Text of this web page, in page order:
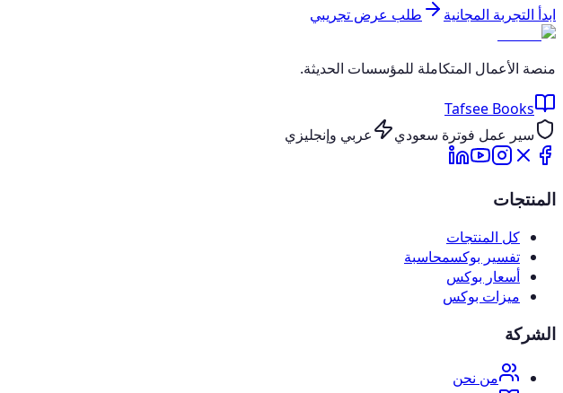
ابدأ التجربة المجانية طلب عرض تجريبي
منصة الأعمال المتكاملة للمؤسسات الحديثة.
Tafsee Books
سير عمل فوترة سعودي
عربي وإنجليزي
المنتجات
كل المنتجات
تفسير بوكسمحاسبة
أسعار بوكس
ميزات بوكس
الشركة
من نحن